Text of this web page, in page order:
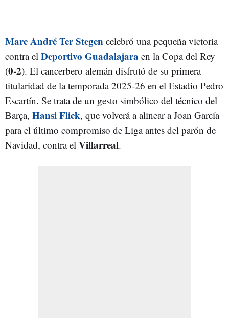
Marc André Ter Stegen celebró una pequeña victoria
contra el Deportivo Guadalajara en la Copa del Rey
(0-2). El cancerbero alemán disfrutó de su primera
titularidad de la temporada 2025-26 en el Estadio Pedro
Escartín. Se trata de un gesto simbólico del técnico del
Barça, Hansi Flick, que volverá a alinear a Joan García
para el último compromiso de Liga antes del parón de
Navidad, contra el Villarreal.